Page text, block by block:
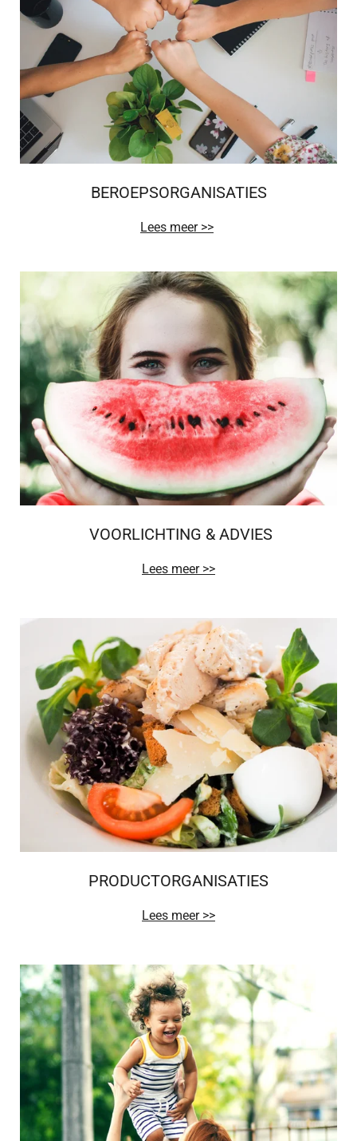
BEROEPSORGANISATIES
Lees meer >>
VOORLICHTING & ADVIES
Lees meer >>
PRODUCTORGANISATIES
Lees meer >>